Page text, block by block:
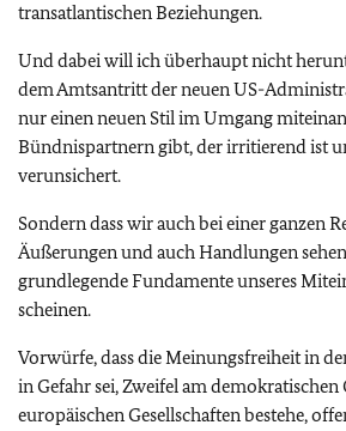
transatlantischen Beziehungen.
Und dabei will ich überhaupt nicht
dem Amtsantritt der neuen US-
nur einen neuen Stil im Umgang
Bündnispartnern gibt, der irritierend ist
verunsichert.
Sondern dass wir auch bei einer ganzen
Äußerungen und auch Handlungen
grundlegende Fundamente unseres
scheinen.
Vorwürfe, dass die Meinungsfreiheit in
in Gefahr sei, Zweifel am demokratischen
europäischen Gesellschaften bestehe,